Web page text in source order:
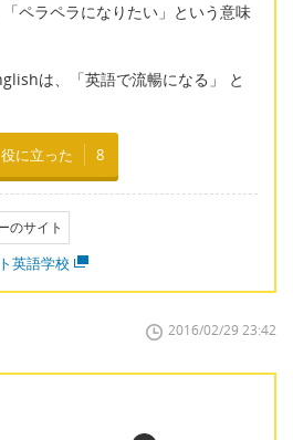
ペラペラになりたい」という意味
は、「英語で流暢になる」 と
役に立った 8
のサイト
英語学校
2016/02/29 23:42